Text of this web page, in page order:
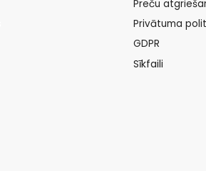
Preču
Privātuma
GDPR
Sīkfaili